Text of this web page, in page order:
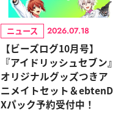
ニュース 2026.07.18
【ビーズログ10月号】
『アイドリッシュセブン』
オリジナルグッズつきア
ニメイトセット＆ebtenD
Xパック予約受付中！